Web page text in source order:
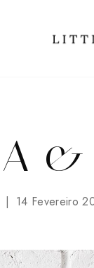
&
14 Fevereiro